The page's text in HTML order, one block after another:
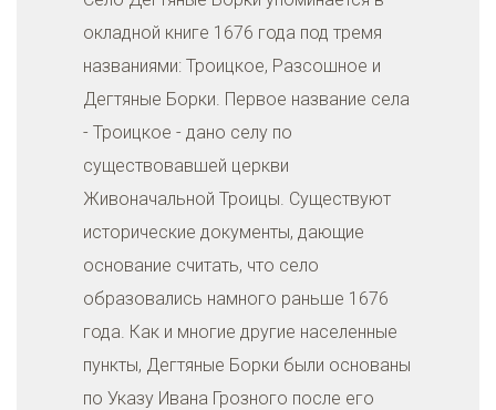
окладной книге 1676 года под тремя
названиями: Троицкое, Разсошное и
Дегтяные Борки. Первое название села
- Троицкое - дано селу по
существовавшей церкви
Живоначальной Троицы. Существуют
исторические документы, дающие
основание считать, что село
образовались намного раньше 1676
года. Как и многие другие населенные
пункты, Дегтяные Борки были основаны
по Указу Ивана Грозного после его